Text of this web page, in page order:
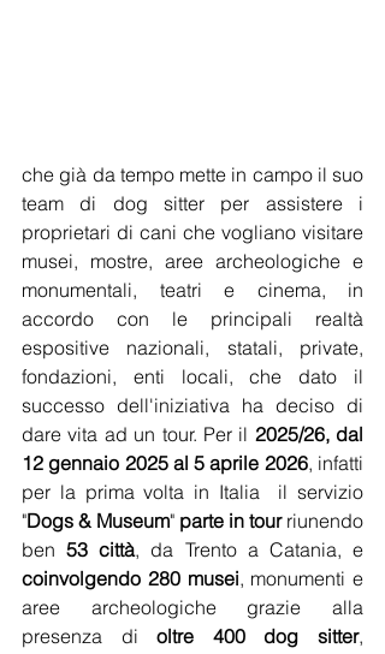
che già da tempo mette in campo il suo
team di dog sitter per assistere i
proprietari di cani che vogliano visitare
musei, mostre, aree archeologiche e
monumentali, teatri e cinema, in
accordo con le principali realtà
espositive nazionali, statali, private,
fondazioni, enti locali, che dato il
successo dell'iniziativa ha deciso di
dare vita ad un tour. Per il 2025/26, dal
12 gennaio 2025 al 5 aprile 2026, infatti
per la prima volta in Italia  il servizio
"Dogs & Museum" parte in tour riunendo
ben 53 città
coinvolgendo 280 musei, monumenti e
aree archeologiche grazie alla
presenza di oltre 400 dog sitter,